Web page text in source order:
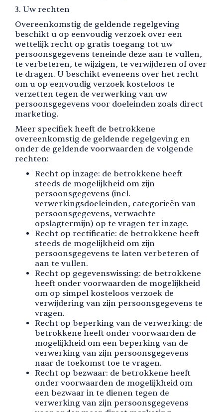
3. Uw rechten
Overeenkomstig de geldende regelgeving
beschikt u op eenvoudig verzoek over een
wettelijk recht op gratis toegang tot uw
persoonsgegevens teneinde deze aan te vullen,
te verbeteren, te wijzigen, te verwijderen of over
te dragen. U beschikt eveneens over het recht
om u op eenvoudig verzoek kosteloos te
verzetten tegen de verwerking van uw
persoonsgegevens voor doeleinden zoals direct
marketing.
Meer specifiek heeft de betrokkene
overeenkomstig de geldende regelgeving en
onder de geldende voorwaarden de volgende
rechten:
Recht op inzage: de betrokkene heeft
steeds de mogelijkheid om zijn
persoonsgegevens (incl.
verwerkingsdoeleinden, categorieën van
persoonsgegevens, verwachte
opslagtermijn) op te vragen ter inzage.
Recht op rectificatie: de betrokkene heeft
steeds de mogelijkheid om zijn
persoonsgegevens te laten verbeteren of
aan te vullen.
Recht op gegevenswissing: de betrokkene
heeft onder voorwaarden de mogelijkheid
om op simpel kosteloos verzoek de
verwijdering van zijn persoonsgegevens te
vragen.
Recht op beperking van de verwerking: de
betrokkene heeft onder voorwaarden de
mogelijkheid om een beperking van de
verwerking van zijn persoonsgegevens
naar de toekomst toe te vragen.
Recht op bezwaar: de betrokkene heeft
onder voorwaarden de mogelijkheid om
een bezwaar in te dienen tegen de
verwerking van zijn persoonsgegevens